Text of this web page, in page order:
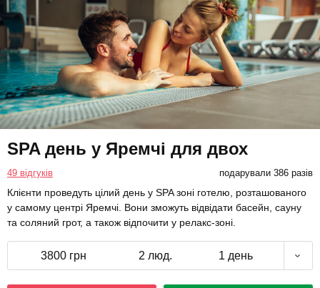
SPA день у Яремчі для двох
49 відгуків подарували 386 разів
Клієнти проведуть цілий день у SPA зоні готелю, розташованого
у самому центрі Яремчі. Вони зможуть відвідати басейн, сауну
та соляний грот, а також відпочити у релакс-зоні.
3800 грн 2 люд. 1 день